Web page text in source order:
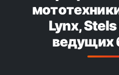
Lynx,
ведущих